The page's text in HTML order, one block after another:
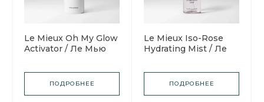
Le Mieux Oh My Glow
Activator / Ле Мью
сыворотки с
эффектом сияния
ПОДРОБНЕЕ
Le Mieux Iso-Rose
Hydrating Mist / Ле
спрей Iso-Rose
ПОДРОБНЕЕ